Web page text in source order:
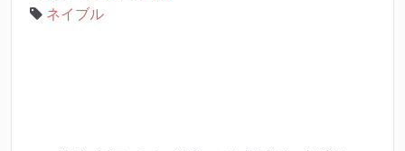
ネイブル